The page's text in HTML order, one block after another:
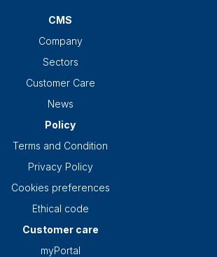
CMS
Company
Sectors
Customer Care
News
Policy
Terms and Condition
Privacy Policy
Cookies preferences
Ethical code
Customer care
myPortal